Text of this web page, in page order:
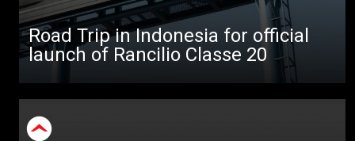
Road Trip in Indonesia for official
launch of Rancilio Classe 20